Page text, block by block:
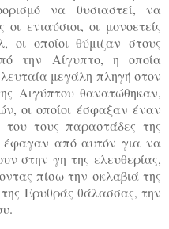
να θυσιαστεί, να
ενιαύσιοι, οι μονοετείς
οποίοι θύμιζαν στους
την Αίγυπτο, η οποία
μεγάλη πληγή στον
Αιγύπτου θανατώθηκαν,
οι οποίοι έσφαξαν έναν
τους παραστάδες της
έφαγαν από αυτόν για να
στην γη της ελευθερίας,
πίσω την σκλαβιά της
Ερυθράς θάλασσας, την